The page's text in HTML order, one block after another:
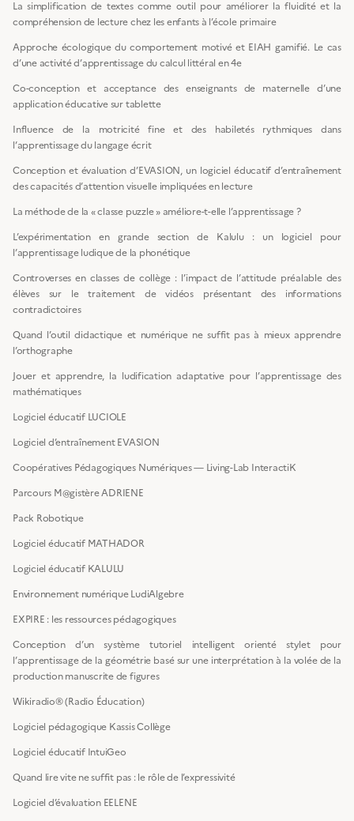
La simplification de textes comme outil pour améliorer la fluidité et la
compréhension de lecture chez les enfants à l’école primaire
Approche écologique du comportement motivé et EIAH gamifié. Le cas
d’une activité d’apprentissage du calcul littéral en 4e
Co-conception et acceptance des enseignants de maternelle d’une
application éducative sur tablette
Influence de la motricité fine et des habiletés rythmiques dans
l’apprentissage du langage écrit
Conception et évaluation d’EVASION, un logiciel éducatif d’entraînement
des capacités d’attention visuelle impliquées en lecture
La méthode de la « classe puzzle » améliore-t-elle l’apprentissage ?
L’expérimentation en grande section de Kalulu : un logiciel pour
l’apprentissage ludique de la phonétique
Controverses en classes de collège : l’impact de l’attitude préalable des
élèves sur le traitement de vidéos présentant des informations
contradictoires
Quand l’outil didactique et numérique ne suffit pas à mieux apprendre
l’orthographe
Jouer et apprendre, la ludification adaptative pour l’apprentissage des
mathématiques
Logiciel éducatif LUCIOLE
Logiciel d’entraînement EVASION
Coopératives Pédagogiques Numériques — Living-Lab InteractiK
Parcours M@gistère ADRIENE
Pack Robotique
Logiciel éducatif MATHADOR
Logiciel éducatif KALULU
Environnement numérique LudiAlgebre
EXPIRE : les ressources pédagogiques
Conception d’un système tutoriel intelligent orienté stylet pour
l’apprentissage de la géométrie basé sur une interprétation à la volée de la
production manuscrite de figures
Wikiradio® (Radio Éducation)
Logiciel pédagogique Kassis Collège
Logiciel éducatif IntuiGeo
Quand lire vite ne suffit pas : le rôle de l’expressivité
Logiciel d’évaluation EELENE